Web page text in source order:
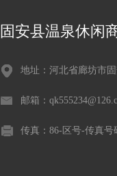
固安县温泉休闲
地址：河北省廊坊市
邮箱：
传真：86-区号-传真号